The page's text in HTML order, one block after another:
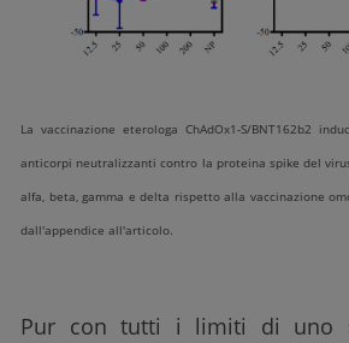
La vaccinazione eterologa ChAdOx1-S/BNT162b2
anticorpi neutralizzanti contro la proteina spike del
alfa, beta, gamma e delta rispetto alla vaccinazione
dall'appendice all'articolo.
Pur con tutti i limiti di uno